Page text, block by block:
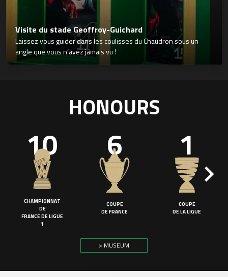
Visite du stade Geoffroy-Guichard
Laissez vous guider dans les coulisses du Chaudron sous un
angle que vous n’avez jamais vu !
HONOURS
10
CHAMPIONNAT
DE
FRANCE DE LIGUE
1
6
COUPE
DE FRANCE
1
COUPE
DE LA LIGUE
> MUSEUM